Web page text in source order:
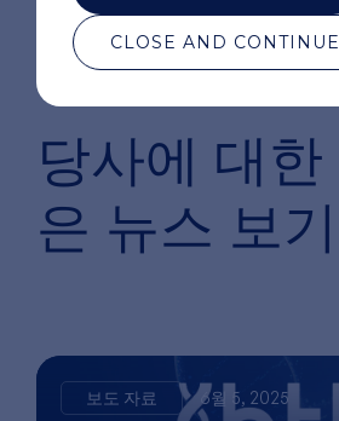
CLOSE AND CONTINUE
당사에 대한
은 뉴스 보기
보도 자료 6월 5, 2025